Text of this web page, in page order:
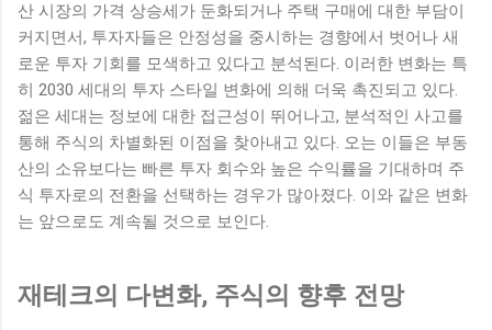
산 시장의 가격 상승세가 둔화되거나 주택 구매에 대한 부담이
커지면서, 투자자들은 안정성을 중시하는 경향에서 벗어나 새
로운 투자 기회를 모색하고 있다고 분석된다. 이러한 변화는 특
히 2030 세대의 투자 스타일 변화에 의해 더욱 촉진되고 있다.
젊은 세대는 정보에 대한 접근성이 뛰어나고, 분석적인 사고를
통해 주식의 차별화된 이점을 찾아내고 있다. 오는 이들은 부동
산의 소유보다는 빠른 투자 회수와 높은 수익률을 기대하며 주
식 투자로의 전환을 선택하는 경우가 많아졌다. 이와 같은 변화
는 앞으로도 계속될 것으로 보인다.
재테크의 다변화, 주식의 향후 전망